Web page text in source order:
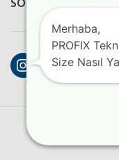
SOSYAL MEDYA
Instagram
Facebook
Merhaba,
PROFIX
Size Nasıl